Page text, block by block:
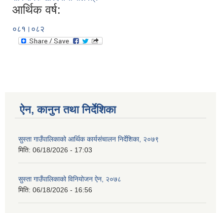
आर्थिक वर्ष:
०८१।०८२
ऐन, कानुन तथा निर्देशिका
सुस्ता गाउँपालिकाको आर्थिक कार्यसंचालन निर्देशिका, २०७९
मिति: 06/18/2026 - 17:03
सुस्ता गाउँपालिकाको विनियोजन ऐन, २०७८
मिति: 06/18/2026 - 16:56